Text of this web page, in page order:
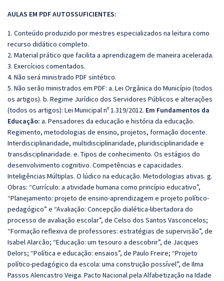
AULAS EM PDF AUTOSSUFICIENTES:
1. Conteúdo produzido por mestres especializados na leitura como
recurso didático completo.
2. Material prático que facilita a aprendizagem de maneira acelerada.
3. Exercícios comentados.
4. Não será ministrado PDF sintético.
5. Não serão ministrados em PDF: a. Lei Orgânica do Município (todos
os artigos). b. Regime Jurídico dos Servidores Públicos e alterações
(todos os artigos): Lei Municipal nº 1.319/2012. Em Fundamentos da
Educação: a. Pensadores da educação e história da educação.
Regimento, metodologias de ensino, projetos, formação docente.
Interdisciplinaridade, multidisciplinaridade, pluridisciplinaridade e
transdisciplinaridade. e. Tipos de conhecimento. Os estágios do
desenvolvimento cognitivo. Competências e capacidades.
Inteligências Múltiplas. O lúdico na educação. Metodologias ativas. g.
Obras: “Currículo: a atividade humana como princípio educativo”,
“Planejamento: projeto de ensino-aprendizagem e projeto político-
pedagógico” e “Avaliação: Concepção dialética-libertadora do
processo de avaliação escolar”, de Celso dos Santos Vasconcelos;
“Formação reflexiva de professores: estratégias de supervisão”, de
Isabel Alarcão; “Educação: um tesouro a descobrir”, de Jacques
Delors; “Política e educação: ensaios”, de Paulo Freire; “Projeto
político-pedagógico da escola: uma construção possível”, de Ilma
Passos Alencastro Veiga. Pacto Nacional pela Alfabetização na Idade